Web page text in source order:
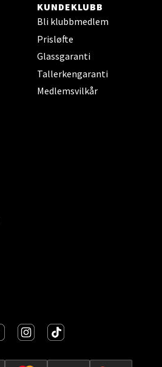
KUNDEKLUBB
Bli klubbmedlem
Prisløfte
Glassgaranti
Tallerkengaranti
Medlemsvilkår
Nyborg
Storsenter
Tromsø